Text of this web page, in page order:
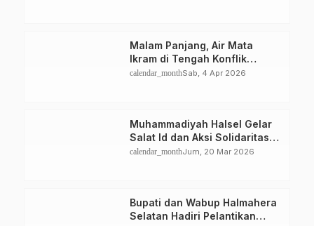
Malam Panjang, Air Mata
Ikram di Tengah Konflik
Halteng
calendar_monthSab, 4 Apr 2026
Muhammadiyah Halsel Gelar
Salat Id dan Aksi Solidaritas
Palestina
calendar_monthJum, 20 Mar 2026
Bupati dan Wabup Halmahera
Selatan Hadiri Pelantikan